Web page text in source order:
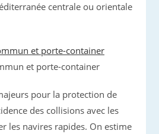
centrale ou orientale
et porte-container
pour la protection de
des collisions avec les
les navires rapides. On estime